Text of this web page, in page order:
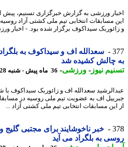
ورزشی به گزارش خبرگزاری تسنیم، پیش از
مسابقات انتخابی تیم ملی کشتی آزاد روسیه در
سیداکوف برگزار شده بود. - اخبار
سعدالله اف و سیداکوف به بلگراد
چالش کشیده شد
نیوز-ورزشی-36 ماه پیش - شنبه 28 مرداد 1402، 19:00
سعدالله اف و زائوربک سیداکوف با
اف به عضویت تیم ملی روسیه در مسابقات
مسابقات انتخابی تیم ملی کشتی آزاد ...
خبر ناخوشایند برای مجتبی گلیج و
به بلگراد می آید